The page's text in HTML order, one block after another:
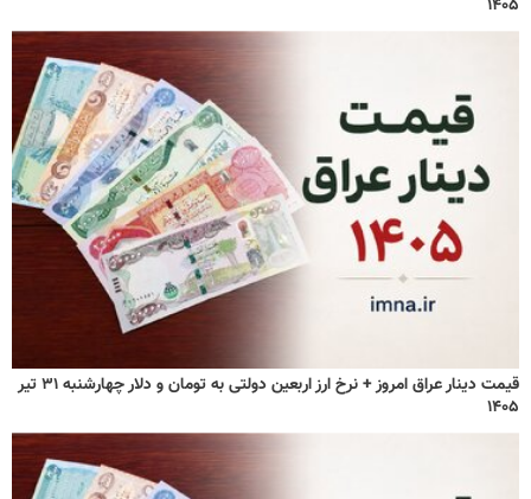
۱۴۰۵
قیمت دینار عراق امروز + نرخ ارز اربعین دولتی به تومان و دلار چهارشنبه ۳۱ تیر
۱۴۰۵